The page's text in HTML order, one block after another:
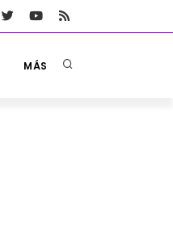
MÁS